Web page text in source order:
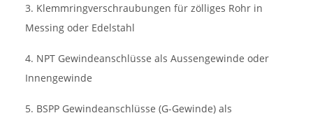
3. Klemmringverschraubungen für zölliges Rohr in
Messing oder Edelstahl
4. NPT Gewindeanschlüsse als Aussengewinde oder
Innengewinde
5. BSPP Gewindeanschlüsse (G-Gewinde) als